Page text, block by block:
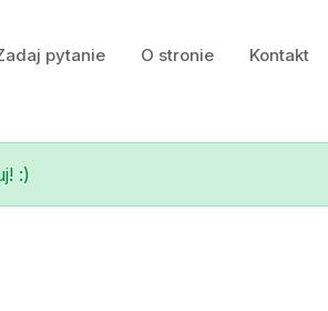
pytanie O stronie Kontakt
:)